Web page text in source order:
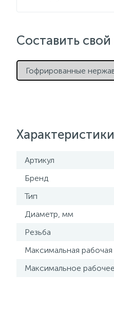
Составить
Гофрированные
Характеристики
Артикул
Бренд
Тип
Диаметр, мм
Резьба
Максимальная
Максимальное